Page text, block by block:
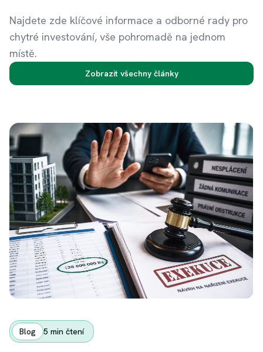
Najdete zde klíčové informace a odborné rady pro
chytré investování, vše pohromadě na jednom
místě.
Zobrazit všechny články
Blog 5 min čtení